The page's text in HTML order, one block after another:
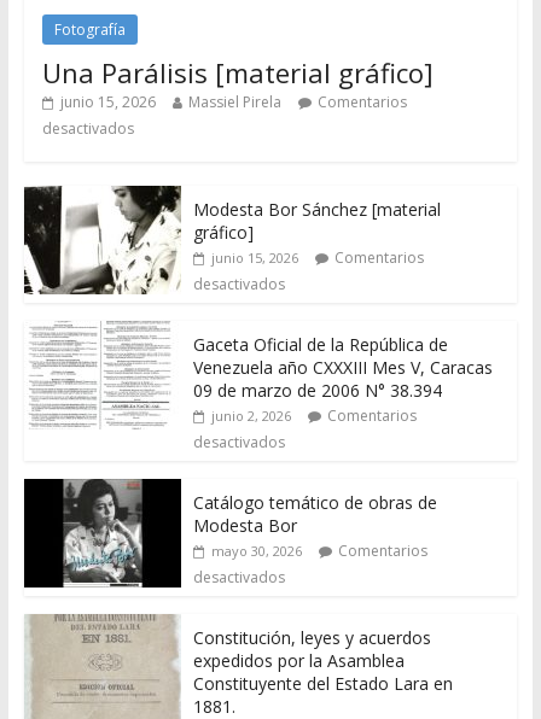
Fotografía
Una Parálisis [material gráfico]
junio 15, 2026 Massiel Pirela
Comentarios
desactivados
Modesta Bor Sánchez [material
gráfico]
junio 15, 2026
Comentarios
desactivados
Gaceta Oficial de la República de
Venezuela año CXXXIII Mes V, Caracas
09 de marzo de 2006 N° 38.394
junio 2, 2026
Comentarios
desactivados
Catálogo temático de obras de
Modesta Bor
mayo 30, 2026
Comentarios
desactivados
Constitución, leyes y acuerdos
expedidos por la Asamblea
Constituyente del Estado Lara en
1881.